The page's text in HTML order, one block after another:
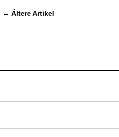
← Ältere Artikel